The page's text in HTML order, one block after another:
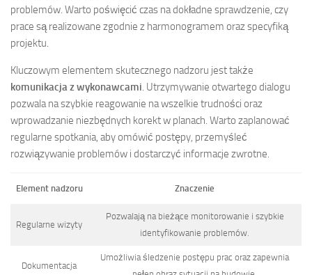
problemów. Warto poświęcić czas na dokładne sprawdzenie, czy
prace są realizowane zgodnie z harmonogramem oraz specyfiką
projektu.
Kluczowym elementem skutecznego nadzoru jest także
komunikacja z wykonawcami. Utrzymywanie otwartego dialogu
pozwala na szybkie reagowanie na wszelkie trudności oraz
wprowadzanie niezbędnych korekt w planach. Warto zaplanować
regularne spotkania, aby omówić postępy, przemyśleć
rozwiązywanie problemów i dostarczyć informacje zwrotne.
Element nadzoru Znaczenie
Regularne wizyty
Pozwalają na bieżące monitorowanie i szybkie
identyfikowanie problemów.
Dokumentacja
Umożliwia śledzenie postępu prac oraz zapewnia